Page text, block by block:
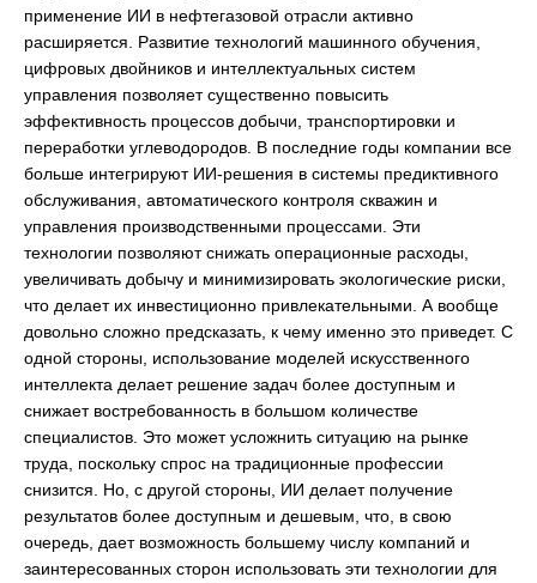
применение ИИ в нефтегазовой отрасли активно
расширяется. Развитие технологий машинного обучения,
цифровых двойников и интеллектуальных систем
управления позволяет существенно повысить
эффективность процессов добычи, транспортировки и
переработки углеводородов. В последние годы компании все
больше интегрируют ИИ-решения в системы предиктивного
обслуживания, автоматического контроля скважин и
управления производственными процессами. Эти
технологии позволяют снижать операционные расходы,
увеличивать добычу и минимизировать экологические риски,
что делает их инвестиционно привлекательными. А вообще
довольно сложно предсказать, к чему именно это приведет. С
одной стороны, использование моделей искусственного
интеллекта делает решение задач более доступным и
снижает востребованность в большом количестве
специалистов. Это может усложнить ситуацию на рынке
труда, поскольку спрос на традиционные профессии
снизится. Но, с другой стороны, ИИ делает получение
результатов более доступным и дешевым, что, в свою
очередь, дает возможность большему числу компаний и
заинтересованных сторон использовать эти технологии для